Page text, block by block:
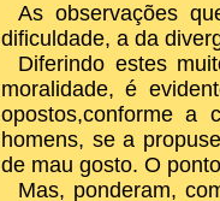
As observações
dificuldade, a da
Diferindo estes
moralidade, é
opostos,conforme a
homens, se a
de mau gosto. O
Mas, ponderam,